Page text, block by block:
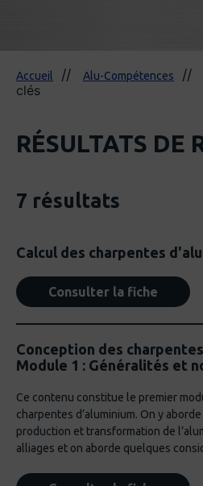
Accueil Alu-Compétences
clés
RÉSULTATS DE
7 résultats
Calcul des charpentes
Consulter la fiche
Conception des
Module 1 : Généralités et
Ce contenu constitue le premier
charpentes d’aluminium. On y
production et transformation de
alliages et on aborde quelques